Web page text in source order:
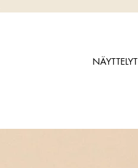
NÄYTTELYT